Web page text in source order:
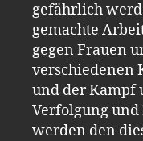
gefährlich
gemachte
gegen Frauen
verschiedenen
und der Kampf
Verfolgung
werden den